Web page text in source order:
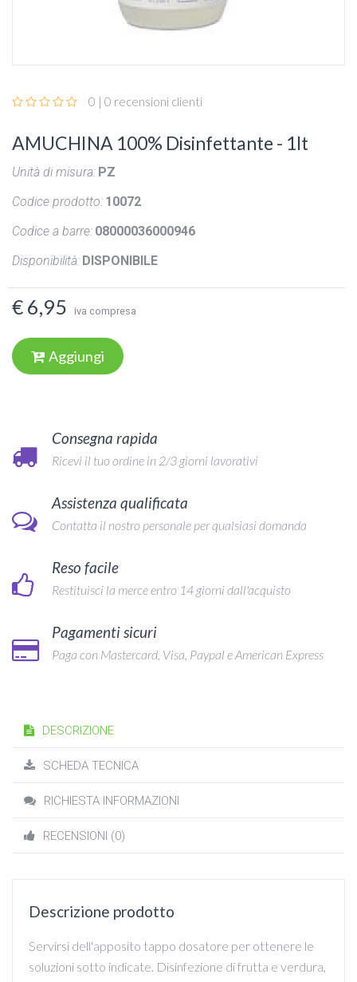
0 | 0 recensioni clienti
AMUCHINA 100% Disinfettante - 1lt
Unità di misura: PZ
Codice prodotto: 10072
Codice a barre: 08000036000946
Disponibilità: DISPONIBILE
€ 6,95 iva compresa
Aggiungi
Consegna rapida
Ricevi il tuo ordine in 2/3 giorni lavorativi
Assistenza qualificata
Contatta il nostro personale per qualsiasi domanda
Reso facile
Restituisci la merce entro 14 giorni dall'acquisto
Pagamenti sicuri
Paga con Mastercard, Visa, Paypal e American Express
DESCRIZIONE
SCHEDA TECNICA
RICHIESTA INFORMAZIONI
RECENSIONI (0)
Descrizione prodotto
Servirsi dell'apposito tappo dosatore per ottenere le
soluzioni sotto indicate. Disinfezione di frutta e verdura,